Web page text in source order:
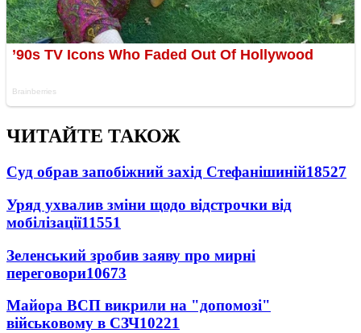
ЧИТАЙТЕ ТАКОЖ
Суд обрав запобіжний захід Стефанішиній18527
Уряд ухвалив зміни щодо відстрочки від
мобілізації11551
Зеленський зробив заяву про мирні
переговори10673
Майора ВСП викрили на "допомозі"
військовому в СЗЧ10221